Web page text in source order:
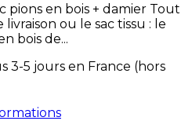
pions en bois + damier Tout
ou le sac tissu : le
bois de...
3-5 jours en France (hors